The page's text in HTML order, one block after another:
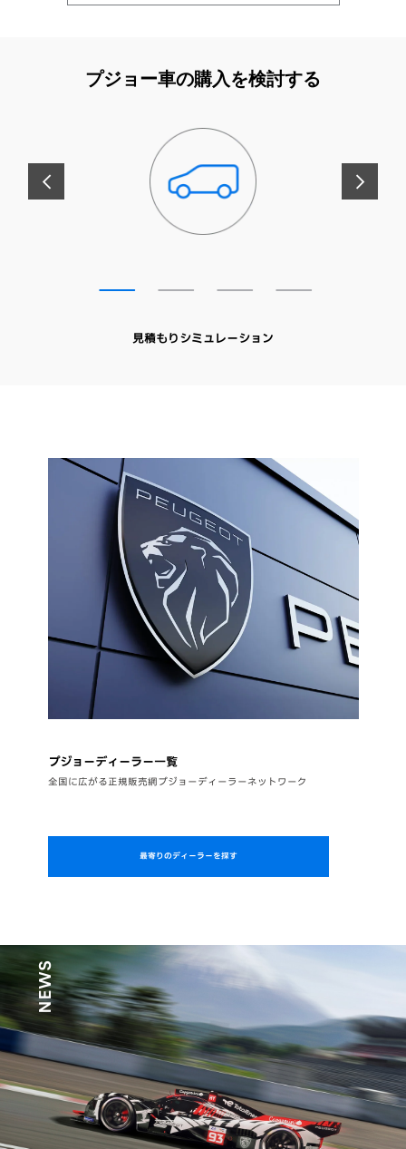
プジョー車の購入を検討する
前へ 次へ
見積もりシミュレーション
プジョーディーラー一覧
全国に広がる正規販売網プジョーディーラーネットワーク
最寄りのディーラーを探す
NEWS